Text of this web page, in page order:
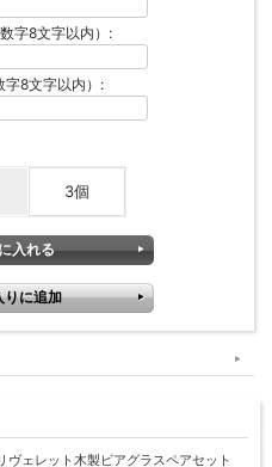
字8文字以内）:
字8文字以内）:
3個
ヴェレット木製ビアグラスペアセット